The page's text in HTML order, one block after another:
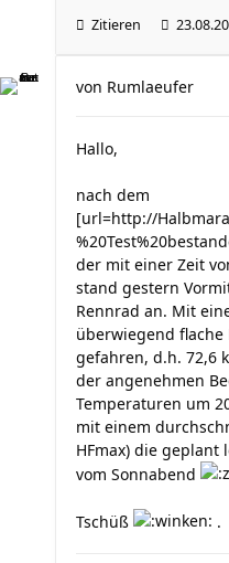
Zitieren
von Rumlaeufer
Hallo,
nach dem
[url=http://
der mit einer Zeit
stand gestern
Rennrad an. Mit
überwiegend
gefahren, d.h. 72,6
der angenehmen
Temperaturen um
mit einem
HFmax) die geplant
vom Sonnabend
Tschüß .